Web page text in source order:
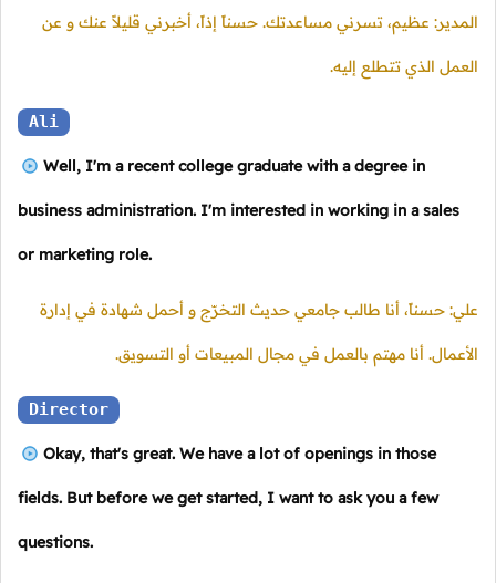
المدير: عظيم، تسرني مساعدتك. حسناً إذاً، أخبرني قليلاً عنك و عن
العمل الذي تتطلع إليه.
Ali
Well, I'm a recent college graduate with a degree in
business administration. I'm interested in working in a sales
or marketing role.
علي: حسناً، أنا طالب جامعي حديث التخرّج و أحمل شهادة في إدارة
الأعمال. أنا مهتم بالعمل في مجال المبيعات أو التسويق.
Director
Okay, that's great. We have a lot of openings in those
fields. But before we get started, I want to ask you a few
questions.